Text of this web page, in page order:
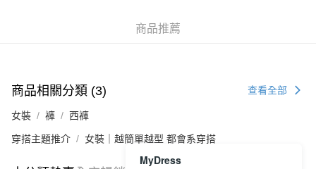
付款後順豐站及營業點
每筆HK$40.00，滿HK$350.00或以上免運費
付款後順豐合作便利店
每筆HK$40.00，滿HK$350.00或以上免運費
商品推薦
商品相關分類 (3) 查看全部
女裝 褲 西褲
穿搭主題推介 女裝｜越簡單越型 都會系穿搭
MyDress